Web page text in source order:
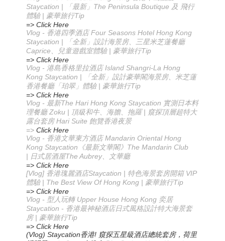
Staycation | 「最新」The Peninsula Boutique 及 飛行
體驗 | 豪華旅行Tip
=> Click Here
Vlog - 香港四季酒店 Four Seasons Hotel Hong Kong
Staycation | 「全新」設計海景房、三星米芝蓮餐廳
Caprice、兒童遊戲室體驗 | 豪華旅行Tip
=> Click Here
Vlog - 港島香格里拉酒店 Island Shangri-La Hong
Kong Staycation | 「全新」設計豪華閣海景房、米芝蓮
香港餐廳「珀翠」體驗 | 豪華旅行Tip
=> Click Here
Vlog - 最新The Hari Hong Kong Staycation 實測日本料
理餐廳Zoku | 頂級和牛、海膽、拖羅| 窺探頂層超特大
露台套房Hari Suite 飽覽香港夜景
=>Click Here
Vlog - 香港文華東方酒店Mandarin Oriental Hong
Kong Staycation 《最新文華閣》 The Mandarin Club
| 日式居酒屋The Aubrey、文華廳
=> Click Here
[Vlog] 香港瑰麗酒店Staycation | 特色海景套房開箱VIP
體驗| The Best View Of Hong Kong | 豪華旅行Tip
=> Click Here
Vlog - 型人玩轉Upper House Hong Kong 奕居
Staycation - 香港最神秘酒店日式風格設計特大海景套
房| 豪華旅行Tip
=> Click Here
(Vlog) Staycation香港! 窺探五星級酒店總統套房，荷里